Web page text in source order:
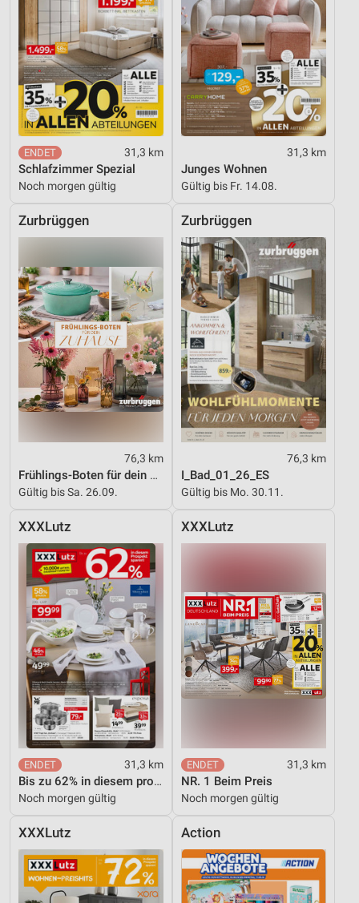
31,3 km
Schlafzimmer Spezial
Noch morgen gültig
31,3 km
Junges Wohnen
Gültig bis Fr. 14.08.
Zurbrüggen
76,3 km
Frühlings-Boten für dein Zuhause
Gültig bis Sa. 26.09.
Zurbrüggen
76,3 km
I_Bad_01_26_ES
Gültig bis Mo. 30.11.
XXXLutz
31,3 km
Bis zu 62% in diesem prospekt
Noch morgen gültig
XXXLutz
31,3 km
NR. 1 Beim Preis
Noch morgen gültig
XXXLutz Action